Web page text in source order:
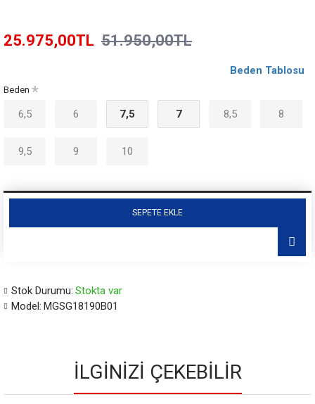
Stok Durumu: Stokta var
Model: MGSG18190B01
25.975,00TL 51.950,00TL
Beden
6,5 6 7,5 7 8,5 8
9,5 9 10
SEPETE EKLE
Beden Tablosu
İLGINIZI ÇEKEBILIR